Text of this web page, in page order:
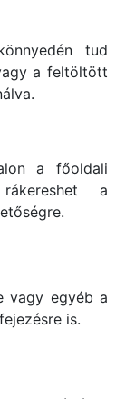
tud
a feltöltött
a főoldali
a
vagy egyéb a
is.